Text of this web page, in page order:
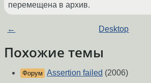
перемещена в архив.
← Desktop
Похожие темы
Форум Assertion failed (2006)